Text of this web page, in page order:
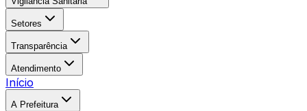
Setores
Transparência
Atendimento
Início
A Prefeitura